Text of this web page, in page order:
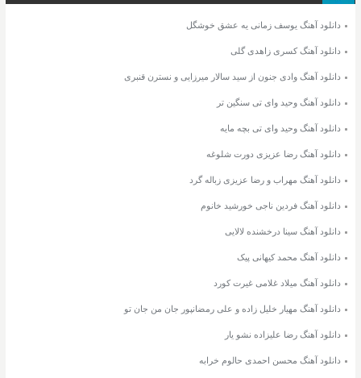
دانلود آهنگ یوسف زمانی یه عشق خوشگل
دانلود آهنگ کسری زاهدی گلی
دانلود آهنگ وادی جنون از سید سالار میرزایی و نسترن قنبری
دانلود آهنگ وحید وای تی سنگین تر
دانلود آهنگ وحید وای تی بچه مایه
دانلود آهنگ رضا عزیزی دورت شلوغه
دانلود آهنگ مهراب و رضا عزیزی زباله گرد
دانلود آهنگ فردین ناجی خورشید خانوم
دانلود آهنگ سینا درخشنده لالایی
دانلود آهنگ محمد کیهانی پیک
دانلود آهنگ میلاد غلامی غیرت کورد
دانلود آهنگ مهیار خلیل زاده و علی رمضانپور جان من جان تو
دانلود آهنگ رضا علیزاده نشو یار
دانلود آهنگ محسن احمدی حالوم خرابه